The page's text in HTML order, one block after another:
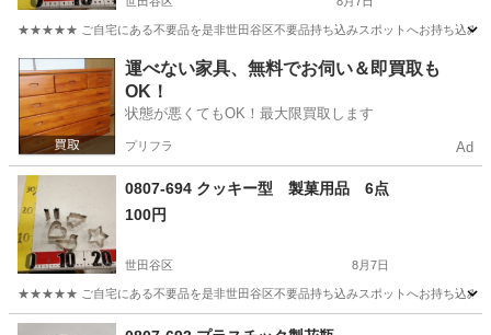
★★★★★ ご自宅にある不要品を是非世田谷区不要品持ち込みスポットへお持ち込みし
東京 世田谷区 調理器具 製菓
運べない家具、無料でお伺い＆即買取も
OK！
状態が悪くてもOK！最大限買取します
プリフラ Ad
0807-694 クッキー型 製菓用品 6点
100円
世田谷区 8月7日
★★★★★ ご自宅にある不要品を是非世田谷区不要品持ち込みスポットへお持ち込みし
東京 世田谷区